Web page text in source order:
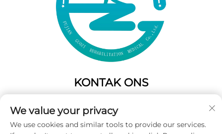
KONTAK ONS
Fuzhou,Fujian,China
Tel:+86-19859128239
We value your privacy
We use cookies and similar tools to provide our services.